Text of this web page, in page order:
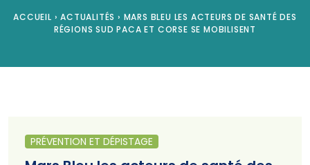
ACCUEIL › ACTUALITÉS › MARS BLEU LES ACTEURS DE SANTÉ DES
RÉGIONS SUD PACA ET CORSE SE MOBILISENT
PRÉVENTION ET DÉPISTAGE